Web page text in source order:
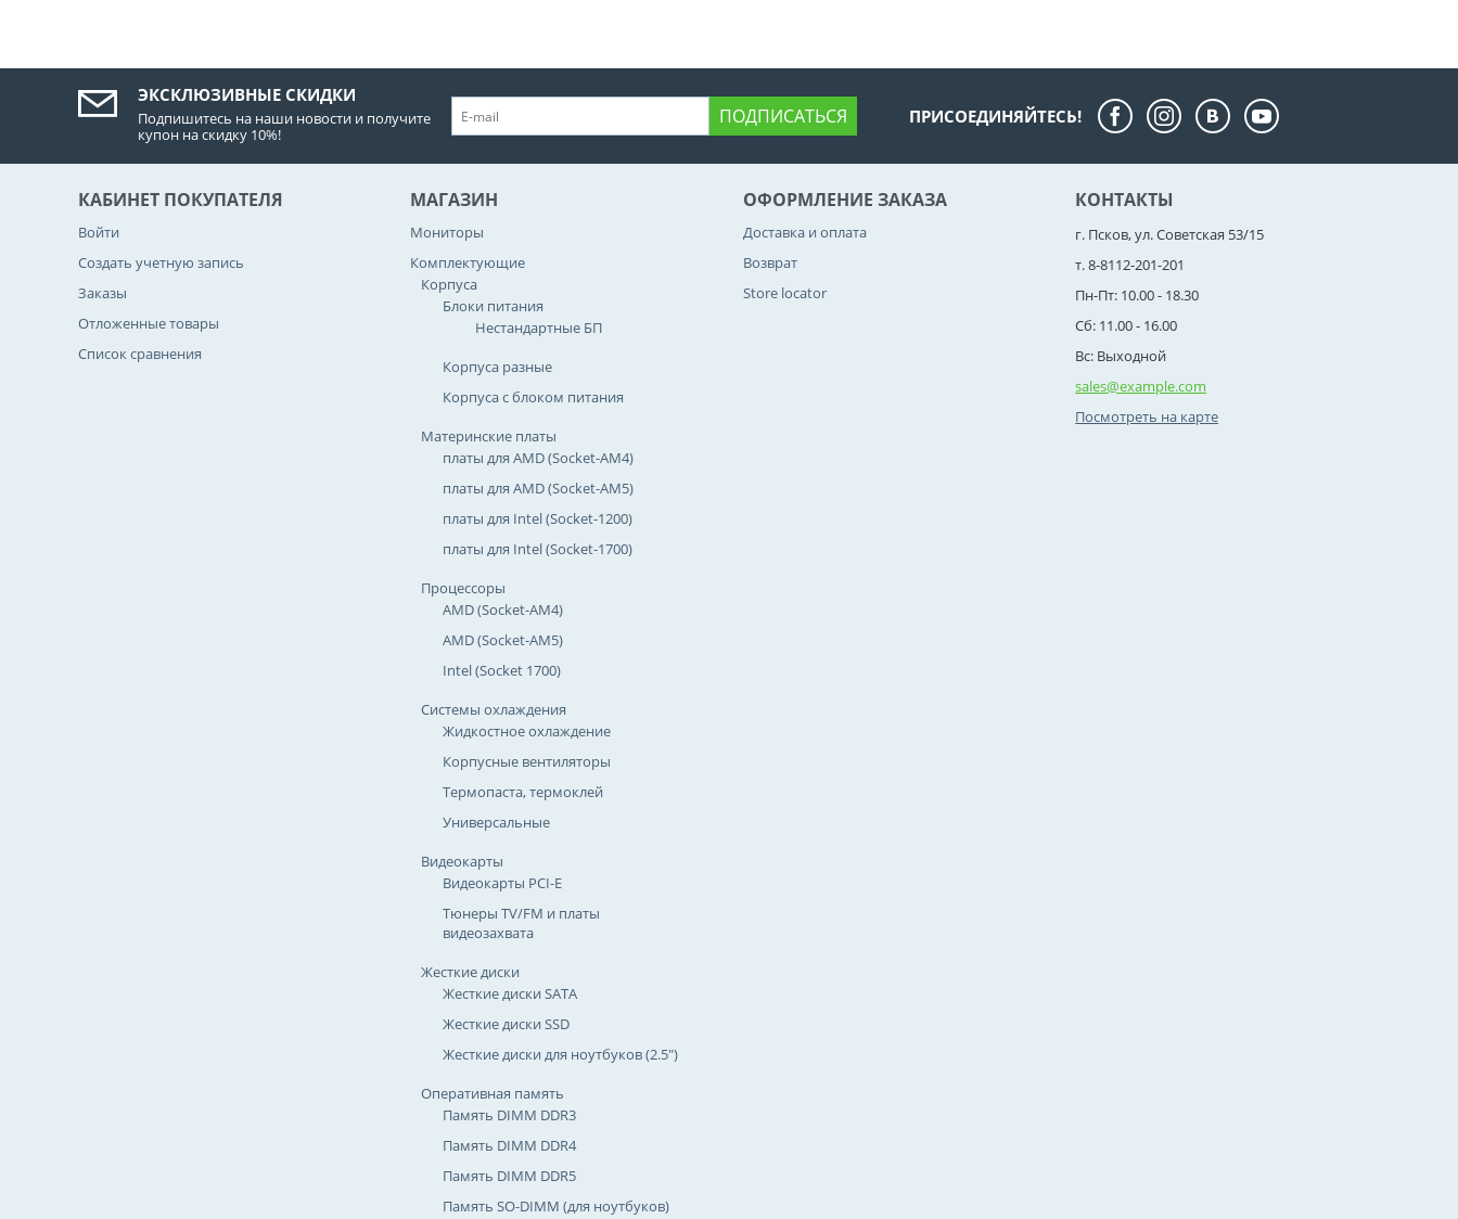
ЭКСКЛЮЗИВНЫЕ СКИДКИ
Подпишитесь на наши новости и получите
купон на скидку 10%!
ПОДПИСАТЬСЯ ПРИСОЕДИНЯЙТЕСЬ!
КАБИНЕТ ПОКУПАТЕЛЯ
Войти
Создать учетную запись
Заказы
Отложенные товары
Список сравнения
МАГАЗИН
Мониторы
Комплектующие
Корпуса
Блоки питания
Нестандартные БП
Корпуса разные
Корпуса с блоком питания
Материнские платы
платы для AMD (Socket-AM4)
платы для AMD (Socket-AM5)
платы для Intel (Socket-1200)
платы для Intel (Socket-1700)
Процессоры
AMD (Socket-AM4)
AMD (Socket-AM5)
Intel (Socket 1700)
Системы охлаждения
Жидкостное охлаждение
Корпусные вентиляторы
Термопаста, термоклей
Универсальные
Видеокарты
Видеокарты PCI-E
Тюнеры TV/FM и платы
видеозахвата
Жесткие диски
Жесткие диски SATA
Жесткие диски SSD
Жесткие диски для ноутбуков (2.5")
Оперативная память
Память DIMM DDR3
Память DIMM DDR4
Память DIMM DDR5
Память SO-DIMM (для ноутбуков)
ОФОРМЛЕНИЕ ЗАКАЗА
Доставка и оплата
Возврат
Store locator
КОНТАКТЫ
г. Псков, ул. Советская 53/15
т. 8-8112-201-201
Пн-Пт: 10.00 - 18.30
Сб: 11.00 - 16.00
Вс: Выходной
sales@example.com
Посмотреть на карте